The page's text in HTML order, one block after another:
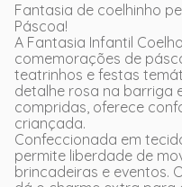
Fantasia de coelhinho
Páscoa!
A Fantasia Infantil
comemorações de
teatrinhos e festas
detalhe rosa na barriga
compridas, oferece
criançada.
Confeccionada em
permite liberdade de
brincadeiras e eventos.